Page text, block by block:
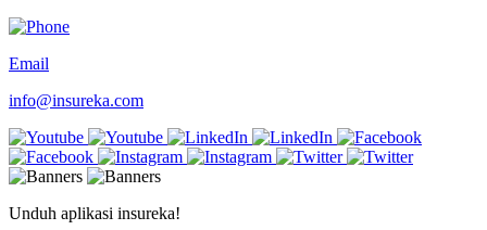
Email
info@insureka.com
Unduh aplikasi insureka!